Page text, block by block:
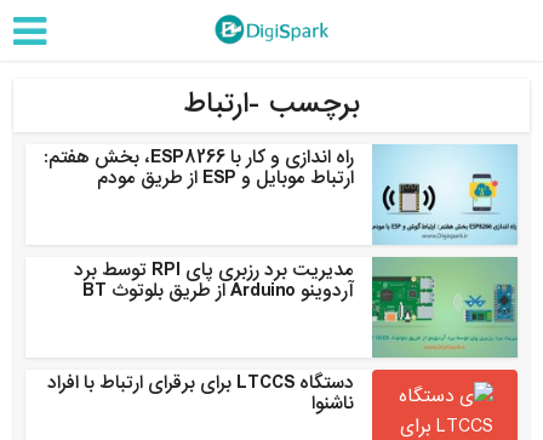
برچسب -ارتباط
راه اندازی و کار با ESP8266، بخش هفتم:
ارتباط موبایل و ESP از طریق مودم
مدیریت برد رزبری پای RPI توسط برد
آردوینو Arduino از طریق بلوتوث BT
دستگاه LTCCS برای برقرای ارتباط با افراد
ناشنوا